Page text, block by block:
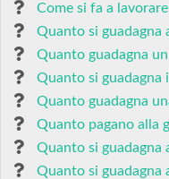
Come si fa a
Quanto si guadagna
Quanto guadagna
Quanto si guadagna
Quanto guadagna
Quanto pagano alla
Quanto si guadagna
Quanto si guadagna